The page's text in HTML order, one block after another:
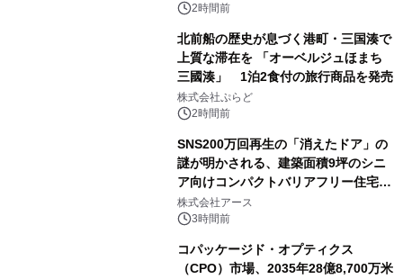
2時間前
北前船の歴史が息づく港町・三国湊で
上質な滞在を 「オーベルジュほまち
三國湊」 1泊2食付の旅行商品を発売
株式会社ぷらど
2時間前
SNS200万回再生の「消えたドア」の
謎が明かされる、建築面積9坪のシニ
ア向けコンパクトバリアフリー住宅が
誕生
株式会社アース
3時間前
コパッケージド・オプティクス
（CPO）市場、2035年28億8,700万米